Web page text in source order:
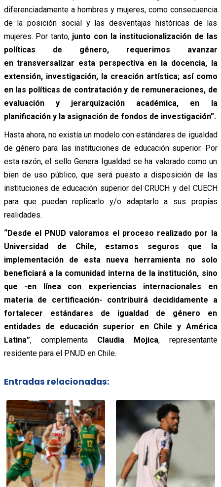
diferenciadamente a hombres y mujeres, como consecuencia
de la posición social y las desventajas históricas de las
mujeres. Por tanto,junto con la institucionalización de las
políticas de género, requerimos avanzar
entransversalizar esta perspectiva en la docencia, la
extensión, investigación, la creación artística; así como
en las políticas de contratación y de remuneraciones, de
evaluación y jerarquización académica, en la
planificación y la asignación de fondos de investigación”.
Hasta ahora, no existía un modelo con estándares de igualdad
de género para las instituciones de educación superior. Por
esta razón, el sello Genera Igualdad se ha valorado como un
bien de uso público, que será puesto a disposición de las
instituciones de educación superior del CRUCH y del CUECH
para que puedan replicarlo y/o adaptarlo a sus propias
realidades.
“Desde el PNUD valoramos el proceso realizado por la
Universidad de Chile, estamos seguros que la
implementación de esta nueva herramienta no solo
beneficiará a la comunidad interna de la institución, sino
que -en línea con experiencias internacionales en
materia de certificación- contribuirá decididamente a
fortalecer estándares de igualdad de género en
entidades de educación superior en Chile y América
Latina”, complementa Claudia Mojica, representante
residente para el PNUD en Chile.
Entradas relacionadas: